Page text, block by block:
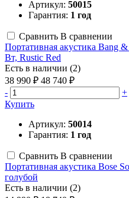
Артикул: 50015
Гарантия: 1 год
Сравнить В сравнении
Портативная акустика Bang
Вт, Rustic Red
Есть в наличии (2)
38 990 ₽ 48 740 ₽
-
+
Купить
Артикул: 50014
Гарантия: 1 год
Сравнить В сравнении
Портативная акустика Bose
голубой
Есть в наличии (2)